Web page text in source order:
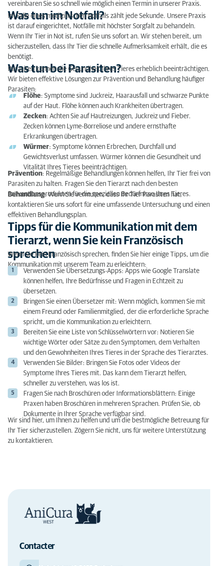
vereinbaren Sie so schnell wie möglich einen Termin in unserer Praxis.
Was tun im Notfall?
Im Falle eines medizinischen Notfalls zählt jede Sekunde. Unsere Praxis
ist darauf eingerichtet, Notfälle mit höchster Sorgfalt zu behandeln.
Wenn Ihr Tier in Not ist, rufen Sie uns sofort an. Wir stehen bereit, um
sicherzustellen, dass Ihr Tier die schnelle Aufmerksamkeit erhält, die es
benötigt.
Was tun bei Parasiten?
Parasiten können die Gesundheit Ihres Tieres erheblich beeinträchtigen.
Wir bieten effektive Lösungen zur Prävention und Behandlung häufiger
Parasiten:
Flöhe: Symptome sind Juckreiz, Haarausfall und schwarze Punkte
auf der Haut. Flöhe können auch Krankheiten übertragen.
Zecken: Achten Sie auf Hautreizungen, Juckreiz und Fieber.
Zecken können Lyme-Borreliose und andere ernsthafte
Erkrankungen übertragen.
Würmer: Symptome können Erbrechen, Durchfall und
Gewichtsverlust umfassen. Würmer können die Gesundheit und
Vitalität Ihres Tieres beeinträchtigen.
Prävention: Regelmäßige Behandlungen können helfen, Ihr Tier frei von
Parasiten zu halten. Fragen Sie den Tierarzt nach den besten
Präventionsprodukten für die speziellen Bedürfnisse Ihres Tieres.
Behandlung: Wenn Sie vermuten, dass Ihr Tier Parasiten hat,
kontaktieren Sie uns sofort für eine umfassende Untersuchung und einen
effektiven Behandlungsplan.
Tipps für die Kommunikation mit dem
Tierarzt, wenn Sie kein Französisch
sprechen
Wenn Sie kein Französisch sprechen, finden Sie hier einige Tipps, um die
Kommunikation mit unserem Team zu erleichtern:
Verwenden Sie Übersetzungs-Apps: Apps wie Google Translate
können helfen, Ihre Bedürfnisse und Fragen in Echtzeit zu
übersetzen.
Bringen Sie einen Übersetzer mit: Wenn möglich, kommen Sie mit
einem Freund oder Familienmitglied, der die erforderliche Sprache
spricht, um die Kommunikation zu erleichtern.
Bereiten Sie eine Liste von Schlüsselwörtern vor: Notieren Sie
wichtige Wörter oder Sätze zu den Symptomen, dem Verhalten
und den Gewohnheiten Ihres Tieres in der Sprache des Tierarztes.
Verwenden Sie Bilder: Bringen Sie Fotos oder Videos der
Symptome Ihres Tieres mit. Das kann dem Tierarzt helfen,
schneller zu verstehen, was los ist.
Fragen Sie nach Broschüren oder Informationsblättern: Einige
Praxen haben Broschüren in mehreren Sprachen. Prüfen Sie, ob
Dokumente in Ihrer Sprache verfügbar sind.
Wir sind hier, um Ihnen zu helfen und um die bestmögliche Betreuung für
Ihr Tier sicherzustellen. Zögern Sie nicht, uns für weitere Unterstützung
zu kontaktieren.
Contacter